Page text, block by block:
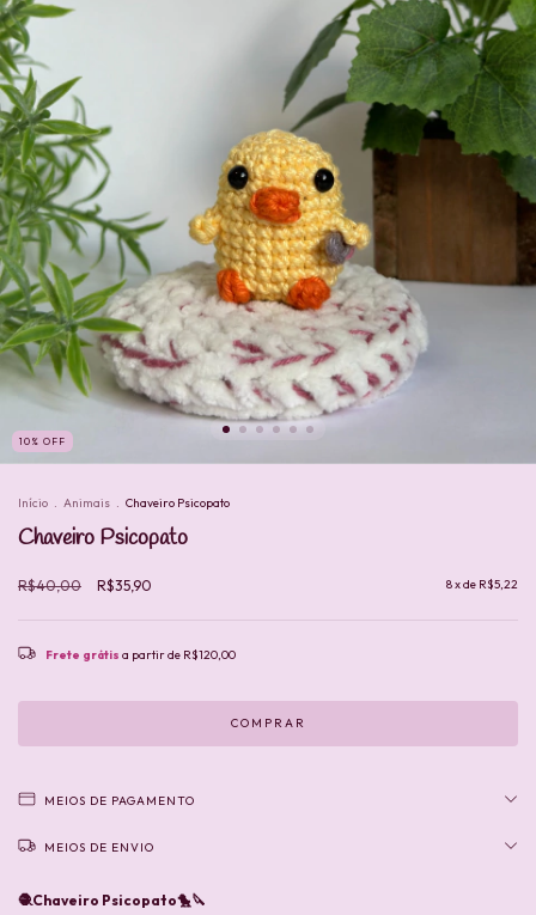
10 % OFF
Início . Animais . Chaveiro Psicopato
Chaveiro Psicopato
R$40,00 R$35,90 8x de R$5,22
Frete grátis a partir de R$120,00
MEIOS DE PAGAMENTO
MEIOS DE ENVIO
🧶Chaveiro Psicopato🐤🔪